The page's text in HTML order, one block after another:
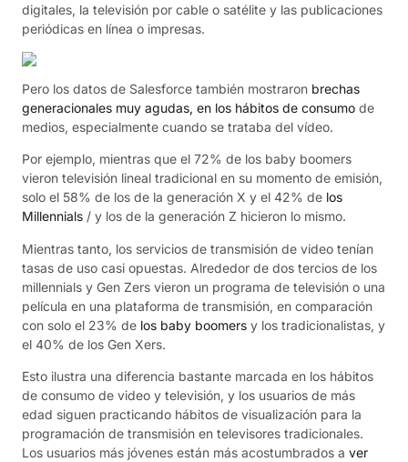
digitales, la televisión por cable o satélite y las publicaciones
periódicas en línea o impresas.
Pero los datos de Salesforce también mostraron brechas
generacionales muy agudas, en los hábitos de consumo de
medios, especialmente cuando se trataba del vídeo.
Por ejemplo, mientras que el 72% de los baby boomers
vieron televisión lineal tradicional en su momento de emisión,
solo el 58% de los de la generación X y el 42% de los
Millennials / y los de la generación Z hicieron lo mismo.
Mientras tanto, los servicios de transmisión de video tenían
tasas de uso casi opuestas. Alrededor de dos tercios de los
millennials y Gen Zers vieron un programa de televisión o una
película en una plataforma de transmisión, en comparación
con solo el 23% de los baby boomers y los tradicionalistas, y
el 40% de los Gen Xers.
Esto ilustra una diferencia bastante marcada en los hábitos
de consumo de video y televisión, y los usuarios de más
edad siguen practicando hábitos de visualización para la
programación de transmisión en televisores tradicionales.
Los usuarios más jóvenes están más acostumbrados a ver